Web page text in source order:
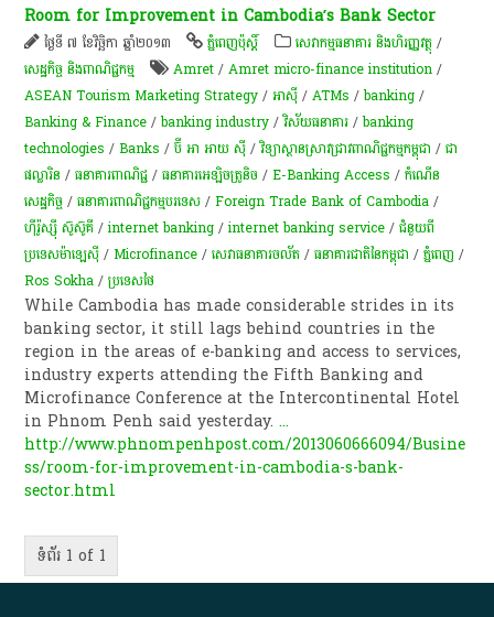
Room for Improvement in Cambodia’s Bank Sector
ថ្ងៃទី ៧ ខែវិច្ឆិកា ឆ្នាំ២០១៣ ភ្នំពេញប៉ុស្តិ៍ សេវាកម្មធនាគារ និងហិរញ្ញវត្ថុ /
សេដ្ឋកិច្ច និងពាណិជ្ជកម្ម
Amret /Amret micro-finance institution /
ASEAN Tourism Marketing Strategy /អាស៊ី /ATMs /banking /
Banking & Finance /banking industry /វិស័យ​ធនាគារ​ /banking
technologies /Banks /ប៊ី អា អាយ ស៊ី /វិទ្យាស្ថានស្រាវជ្រាវពាណិជ្ជកម្មកម្ពុជា /ជា
ផល្លារិន /ធនាគារ​ពាណិជ្ជ /ធនាគារអេឡិចត្រូនិច /E-Banking Access /កំណើន​
សេដ្ឋកិច្ច /ធនាគារពាណិជ្ជកម្មបរទេស /Foreign Trade Bank of Cambodia /
ហ៊ីរ៉ូស្ស៊ី ស៊ូស៊ូគី /internet banking /internet banking service /ជំនួយពី
ប្រទេសម៉ាឡេស៊ី​​/Microfinance /សេវាធនាគារចល័ត /ធនាគារជាតិនៃកម្ពុជា /ភ្នំពេញ /
Ros Sokha /ប្រទេសថៃ
While Cambodia has made considerable strides in its
banking sector, it still lags behind countries in the
region in the areas of e-banking and access to services,
industry experts attending the Fifth Banking and
Microfinance Conference at the Intercontinental Hotel
in Phnom Penh said yesterday....
http://www.phnompenhpost.com/2013060666094/Busine
ss/room-for-improvement-in-cambodia-s-bank-
sector.html
ទំព័រ 1 of 1